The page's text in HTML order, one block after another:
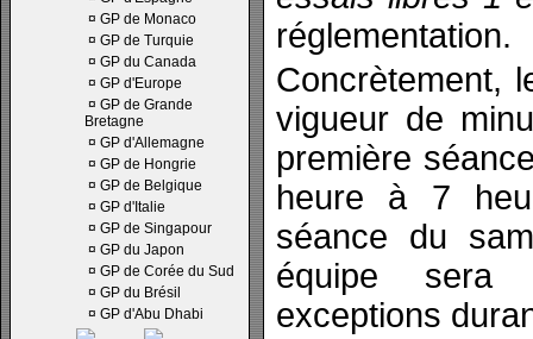
¤ GP de Monaco
¤ GP de Turquie
¤ GP du Canada
¤ GP d'Europe
¤ GP de Grande
Bretagne
¤ GP d'Allemagne
¤ GP de Hongrie
¤ GP de Belgique
¤ GP d'Italie
¤ GP de Singapour
¤ GP du Japon
¤ GP de Corée du Sud
¤ GP du Brésil
¤ GP d'Abu Dhabi
réglementation.
Concrètement,
vigueur de
première
heure à 7
séance du
équipe sera
exceptions